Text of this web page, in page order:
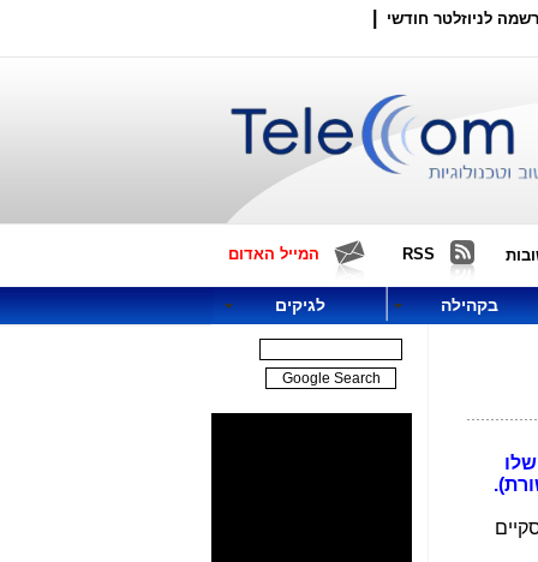
לניוזלטר חודשי
RSS המייל האדום
בקהילה לגיקים